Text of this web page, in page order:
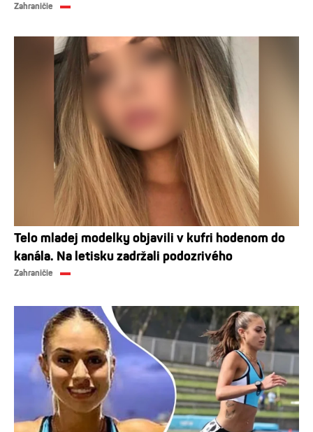
Zahraničie
Telo mladej modelky objavili v kufri hodenom do
kanála. Na letisku zadržali podozrivého
Zahraničie